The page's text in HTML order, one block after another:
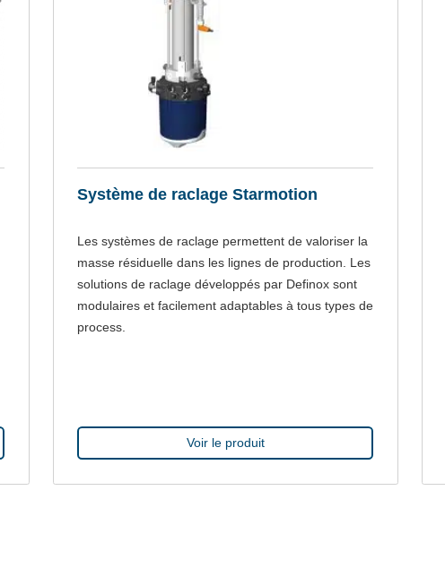
Système de raclage Starmotion
Les systèmes de raclage permettent de valoriser la
masse résiduelle dans les lignes de production. Les
solutions de raclage développés par Definox sont
modulaires et facilement adaptables à tous types de
process.
Voir le produit